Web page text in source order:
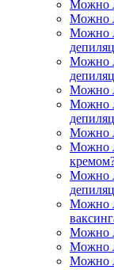
Можно
Можно
Можно
Можно
Можно
Можно
Можно
Можно
Можно
Можно
Можно
Можно
Можно